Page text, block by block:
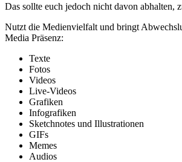
Das sollte euch jedoch nicht davon abhalten,
Nutzt die Medienvielfalt und bringt
Media Präsenz:
Texte
Fotos
Videos
Live-Videos
Grafiken
Infografiken
Sketchnotes und Illustrationen
GIFs
Memes
Audios